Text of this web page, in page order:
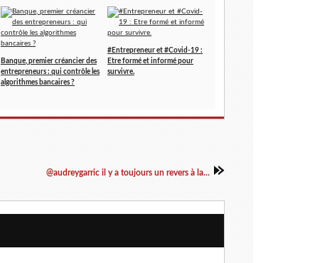
Banque, premier créancier des
entrepreneurs : qui contrôle les
algorithmes bancaires ?
#Entrepreneur et #Covid-19 :
Etre formé et informé pour
survivre.
@audreygarric il y a toujours un revers à la...